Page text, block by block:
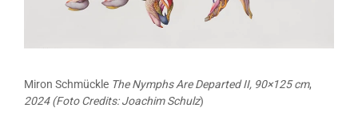
Miron Schmückle The Nymphs Are Departed II, 90×125 cm,
2024 (Foto Credits: Joachim Schulz)